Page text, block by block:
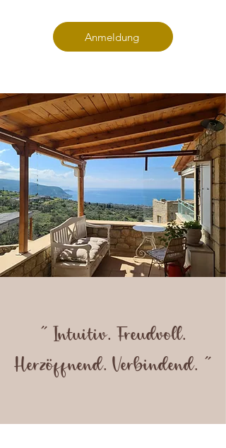
Anmeldung
" Intuitiv. Freudvoll.
Herzöffnend. Verbindend. "